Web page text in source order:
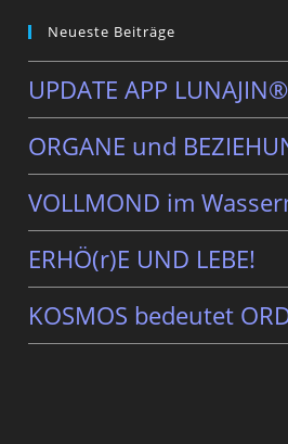
Neueste Beiträge
UPDATE APP
ORGANE und
VOLLMOND im
ERHÖ(r)E UND LEBE!
KOSMOS bedeutet